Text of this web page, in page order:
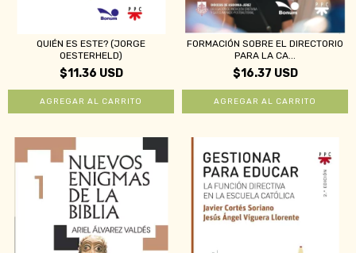
QUIÉN ES ESTE? (JORGE
OESTERHELD)
$11.36 USD
FORMACIÓN SOBRE EL DIRECTORIO
PARA LA CA...
$16.37 USD